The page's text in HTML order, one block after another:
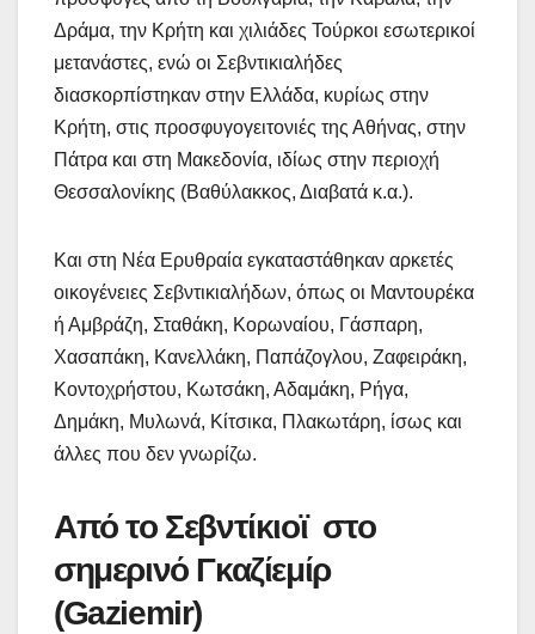
Δράμα, την Κρήτη και χιλιάδες Τούρκοι εσωτερικοί
μετανάστες, ενώ οι Σεβντικιαλήδες
διασκορπίστηκαν στην Ελλάδα, κυρίως στην
Κρήτη, στις προσφυγογειτονιές της Αθήνας, στην
Πάτρα και στη Μακεδονία, ιδίως στην περιοχή
Θεσσαλονίκης (Βαθύλακκος, Διαβατά κ.α.).
Και στη Νέα Ερυθραία εγκαταστάθηκαν αρκετές
οικογένειες Σεβντικιαλήδων, όπως οι Μαντουρέκα
ή Αμβράζη, Σταθάκη, Κορωναίου, Γάσπαρη,
Χασαπάκη, Κανελλάκη, Παπάζογλου, Ζαφειράκη,
Κοντοχρήστου, Κωτσάκη, Αδαμάκη, Ρήγα,
Δημάκη, Μυλωνά, Κίτσικα, Πλακωτάρη, ίσως και
άλλες που δεν γνωρίζω.
Από το Σεβντίκιοϊ στο
σημερινό Γκαζίεμίρ
(Gaziemir)